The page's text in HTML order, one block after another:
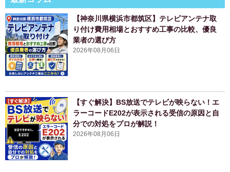
【神奈川県横浜市都筑区】テレビアンテナ取
り付け費用相場とおすすめ工事の比較、優良
業者の選び方
2026年08月06日
【すぐ解決】BS放送でテレビが映らない！エ
ラーコードE202が表示される受信の原因と自
分での対処をプロが解説！
2026年08月06日